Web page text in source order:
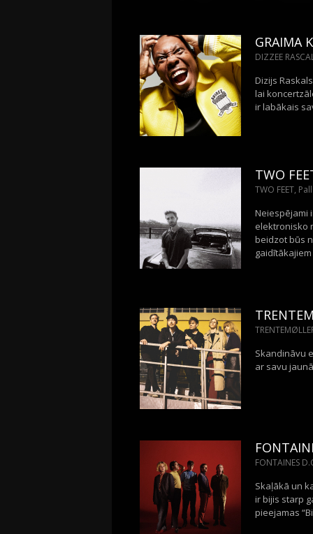
GRAIMA
DIZZEE
Dizijs
lai
ir labākais
TWO
TWO FEET,
Neiespējami
elektronisko
beidzot būs
Skandināvu
ar savu
FONTAINES
Skaļākā un
ir bijis starp
pieejamas